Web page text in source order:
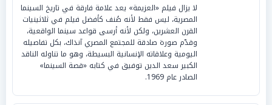
لا يزال فيلم «العزيمة» يعد علامة فارقة في تاريخ السينما
المصرية، ليس فقط لأنه صُنف كأفضل فيلم في ثلاثينيات
القرن العشرين، ولكن لأنه أرسى قواعد سينما الواقعية،
وقدّم صورة صادقة للمجتمع المصري آنذاك، بكل تفاصيله
اليومية وعلاقاته الإنسانية البسيطة، وهو ما تناوله الناقد
الكبير سعد الدين توفيق في كتابه «قصة السينما»
الصادر عام 1969.